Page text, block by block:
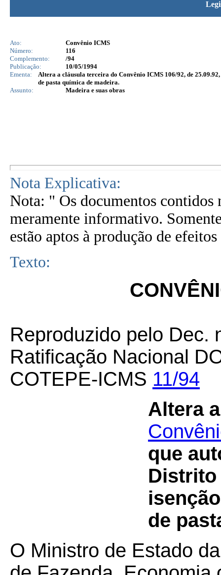
Ato:
Convênio ICMS
Número:
116
Complemento:
/94
Publicação:
10/05/1994
Ementa:
Altera a cláusula terceira do Convênio ICMS 106/92, de
de pasta química de madeira.
Assunto:
Madeira e suas obras
Nota Explicativa:
Nota: " Os documentos contidos
meramente informativo.
estão aptos à produção de
Texto:
Reproduzido pelo Dec.
Ratificação Nacional
COTEPE-ICMS 11/94
Altera
que
Distrito
de
O Ministro de Estado